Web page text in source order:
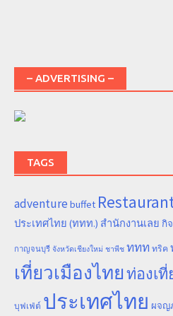
– ADVERTISING –
TAGS
adventure buffet
ประเทศไทย (ททท.) สำนักงานเลย กิ
กาญจนบุรี จังหวัดเชียงใหม่ ชาพีช ททท ทริค
เที่ยวเมืองไทยท่องเที่
บุฟเฟ่ต์ ประเทศไทย ผจญ